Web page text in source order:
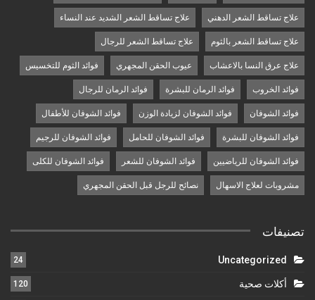
علاج تساقط الشعر الدهني علاج تساقط الشعر الشديد عند النساء
علاج تساقط الشعر بالثوم علاج تساقط الشعر للرجال
علاج عرق النسا بالاعشاب عيوب الحقن المجهري فوائد الثوم للتخسيس
فوائد الخروب فوائد الرمان للبشرة فوائد الرمان للرجال
فوائد الشوفان فوائد الشوفان لزيادة الوزن فوائد الشوفان للأطفال
فوائد الشوفان للبشرة فوائد الشوفان للحامل فوائد الشوفان للرجيم
فوائد الشوفان للرياضيين فوائد الشوفان للشعر فوائد الشوفان للكلى
مشروبات لعلاج الاسهال نصائح للرجل قبل الحقن المجهري
تصنيفات
Uncategorized
24
أكلات صحية 120